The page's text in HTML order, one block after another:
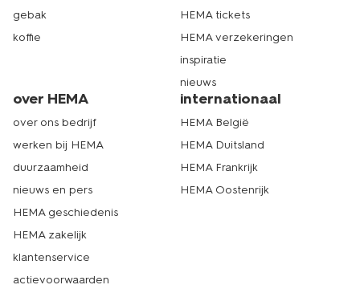
gebak
koffie
HEMA tickets
HEMA verzekeringen
inspiratie
nieuws
over HEMA
over ons bedrijf
werken bij HEMA
duurzaamheid
nieuws en pers
HEMA geschiedenis
HEMA zakelijk
klantenservice
actievoorwaarden
internationaal
HEMA België
HEMA Duitsland
HEMA Frankrijk
HEMA Oostenrijk